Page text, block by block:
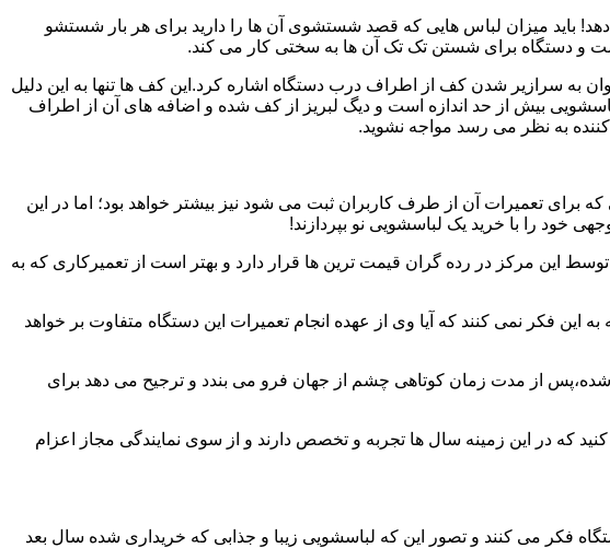
باید میزان لباس هایی که قصد شستشوی آن ها را دارید برای هر بار شستشو
و دستگاه برای شستن تک تک آن ها به سختی کار می کند.
به سرازیر شدن کف از اطراف درب دستگاه اشاره کرد.این کف ها تنها به این دلیل
بیش از حد اندازه است و دیگ لبریز از کف شده و اضافه های آن از اطراف
به نظر می رسد مواجه نشوید.
برای تعمیرات آن از طرف کاربران ثبت می شود نیز بیشتر خواهد بود؛ اما در این
خود را با خرید یک لباسشویی نو بپردازند!
این مرکز در رده گران قیمت ترین ها قرار دارد و بهتر است از تعمیرکاری که به
این فکر نمی کنند که آیا وی از عهده انجام تعمیرات این دستگاه متفاوت بر خواهد
شده،پس از مدت زمان کوتاهی چشم از جهان فرو می بندد و ترجیح می دهد برای
که در این زمینه سال ها تجربه و تخصص دارند و از سوی نمایندگی مجاز اعزام
فکر می کنند و تصور این که لباسشویی زیبا و جذابی که خریداری شده سال بعد